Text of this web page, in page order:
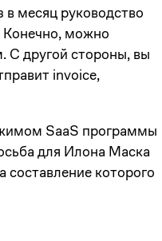
месяц руководство
Конечно, можно
С другой стороны, вы
invoice,
SaaS программы
для Илона Маска
которого